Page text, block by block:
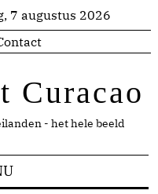
7 augustus 2026
Curacao
- het hele beeld